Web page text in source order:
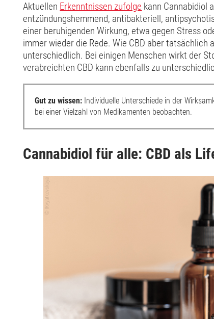
Aktuellen Erkenntnissen zufolge kann Cannabidiol
entzündungshemmend, antibakteriell,
einer beruhigenden Wirkung, etwa gegen Stress
immer wieder die Rede. Wie CBD aber
unterschiedlich. Bei einigen Menschen wirkt der
verabreichten CBD kann ebenfalls zu
Gut zu wissen: Individuelle Unterschiede in der
bei einer Vielzahl von Medikamenten beobachten.
Cannabidiol für alle: CBD als